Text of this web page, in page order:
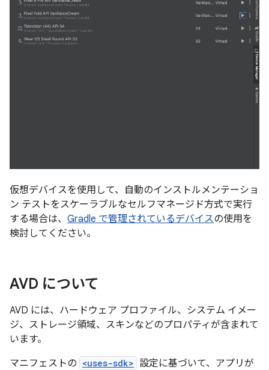
仮想デバイスを使用して、自動のインストルメンテーショ
ン テストをスケーラブルなセルフマネージド方式で実行
する場合は、 Gradle で管理されているデバイスの使用を
検討してください。
AVD について
AVD には、ハードウェア プロファイル、システム イメー
ジ、ストレージ領域、スキンなどのプロパティが含まれて
います。
マニフェストの <uses-sdk> 設定に基づいて、アプリが